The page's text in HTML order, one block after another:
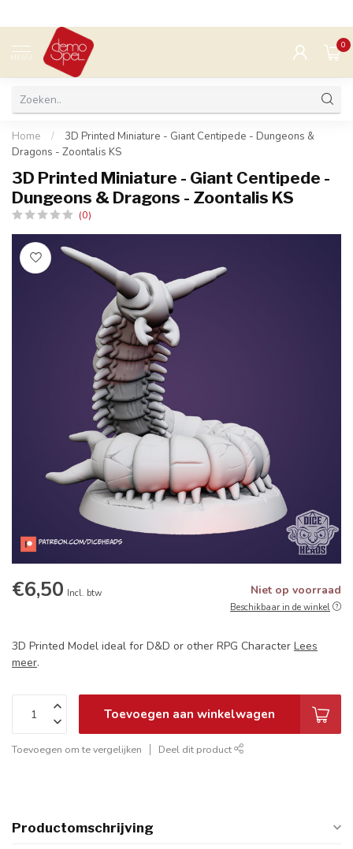
MENU
0
Home /
3D Printed Miniature - Giant Centipede - Dungeons &
Dragons - Zoontalis KS
3D Printed Miniature - Giant Centipede -
Dungeons & Dragons - Zoontalis KS
(0)
€6,50 Incl. btw Niet op voorraad
Beschikbaar in de winkel
3D Printed Model ideal for D&D or other RPG Character Lees
meer.
Toevoegen aan winkelwagen
Toevoegen om te vergelijken Deel dit product
Productomschrijving